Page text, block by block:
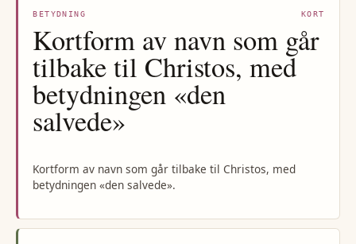
BETYDNING KORT
Kortform av navn som går
tilbake til Christos, med
betydningen «den
salvede»
Kortform av navn som går tilbake til Christos, med
betydningen «den salvede».